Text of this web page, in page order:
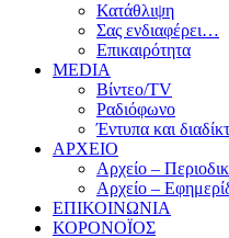
Κατάθλιψη
Σας ενδιαφέρει…
Επικαιρότητα
MEDIA
Βίντεο/TV
Ραδιόφωνο
Έντυπα και
ΑΡΧΕΙΟ
Αρχείο –
Αρχείο –
ΕΠΙΚΟΙΝΩΝΙΑ
ΚΟΡΟΝΟΪΟΣ